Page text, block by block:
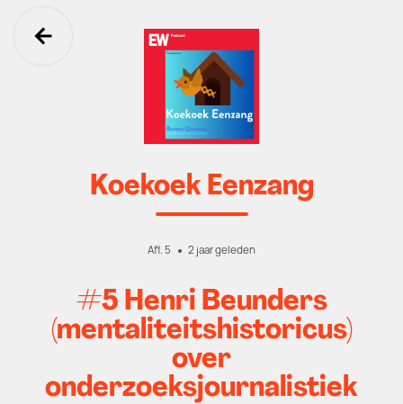
Ga terug
Koekoek Eenzang
Afl. 5 2 jaar geleden
#5 Henri Beunders
(mentaliteitshistoricus)
over
onderzoeksjournalistiek